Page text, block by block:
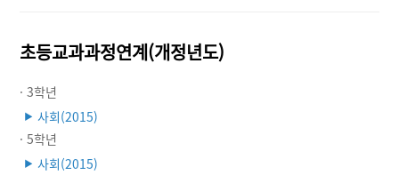
초등교과과정연계(개정년도)
· 3학년
▶ 사회(2015)
· 5학년
▶ 사회(2015)